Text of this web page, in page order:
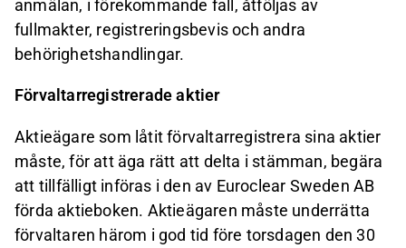
anmälan, i förekommande fall, åtföljas av
fullmakter, registreringsbevis och andra
behörighetshandlingar.
Förvaltarregistrerade aktier
Aktieägare som låtit förvaltarregistrera sina aktier
måste, för att äga rätt att delta i stämman, begära
att tillfälligt införas i den av Euroclear Sweden AB
förda aktieboken. Aktieägaren måste underrätta
förvaltaren härom i god tid före torsdagen den 30